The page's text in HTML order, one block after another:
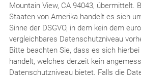
Mountain View, CA 94043, übermittelt.
Staaten von Amerika handelt es sich
Sinne der DSGVO, in dem kein dem
vergleichbares Datenschutzniveau
Bitte beachten Sie, dass es sich
handelt, welches derzeit kein
Datenschutzniveau bietet. Falls die